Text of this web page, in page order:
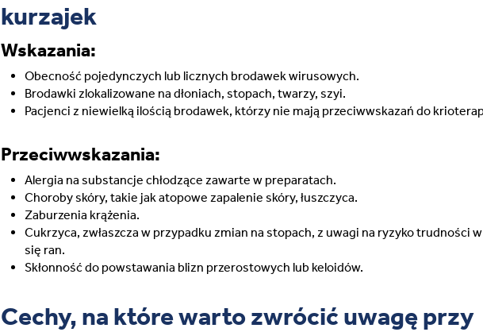
kurzajek
Wskazania:
Obecność pojedynczych lub licznych brodawek wirusowych.
Brodawki zlokalizowane na dłoniach, stopach, twarzy, szyi.
Pacjenci z niewielką ilością brodawek, którzy nie mają przeciwwskazań do
Przeciwwskazania:
Alergia na substancje chłodzące zawarte w preparatach.
Choroby skóry, takie jak atopowe zapalenie skóry, łuszczyca.
Zaburzenia krążenia.
Cukrzyca, zwłaszcza w przypadku zmian na stopach, z uwagi na ryzyko trudności
się ran.
Skłonność do powstawania blizn przerostowych lub keloidów.
Cechy, na które warto zwrócić uwagę przy